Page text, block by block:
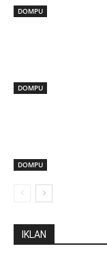
DOMPU
DOMPU
DOMPU
IKLAN